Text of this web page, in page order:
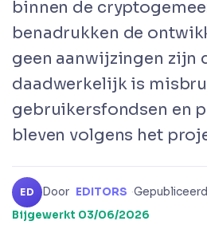
binnen de
benadrukken de
geen aanwijzingen zijn
daadwerkelijk is
gebruikersfondsen en
bleven volgens het
ED Door EDITORS ·Gepubliceerd
Bijgewerkt 03/06/2026